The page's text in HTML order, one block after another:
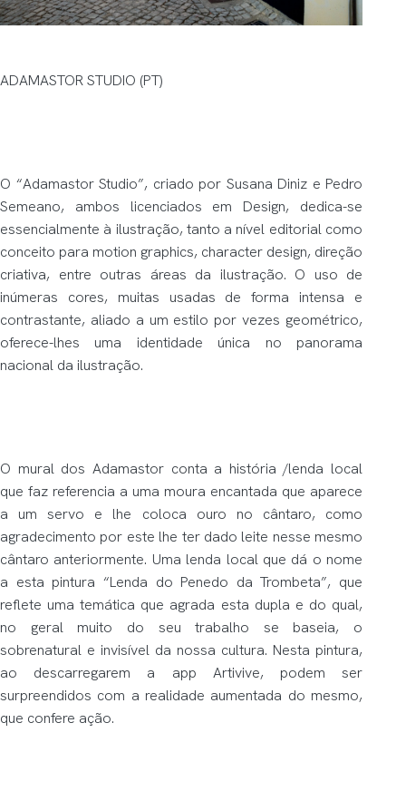
ADAMASTOR STUDIO (PT)
O “Adamastor Studio”, criado por Susana Diniz e Pedro
Semeano, ambos licenciados em Design, dedica-se
essencialmente à ilustração, tanto a nível editorial como
conceito para motion graphics, character design, direção
criativa, entre outras áreas da ilustração. O uso de
inúmeras cores, muitas usadas de forma intensa e
contrastante, aliado a um estilo por vezes geométrico,
oferece-lhes uma identidade única no panorama
nacional da ilustração.
O mural dos Adamastor conta a história /lenda local
que faz referencia a uma moura encantada que aparece
a um servo e lhe coloca ouro no cântaro, como
agradecimento por este lhe ter dado leite nesse mesmo
cântaro anteriormente. Uma lenda local que dá o nome
a esta pintura “Lenda do Penedo da Trombeta”, que
reflete uma temática que agrada esta dupla e do qual,
no geral muito do seu trabalho se baseia, o
sobrenatural e invisível da nossa cultura. Nesta pintura,
ao descarregarem a app Artivive, podem ser
surpreendidos com a realidade aumentada do mesmo,
que confere ação.